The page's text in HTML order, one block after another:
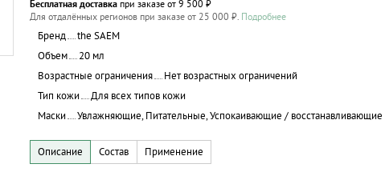
Бесплатная доставка при заказе от 9 500 ₽
Для отдалённых регионов при заказе от 25 000 ₽. Подробнее
Бренд
the SAEM
Объем
20 мл
Возрастные ограничения
Нет возрастных ограничений
Тип кожи
Для всех типов кожи
Маски
Увлажняющие, Питательные, Успокаивающие / восстанавливающие